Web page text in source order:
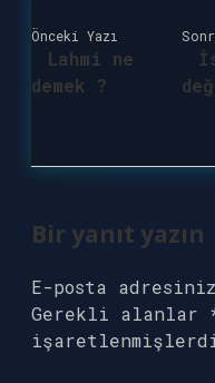
Önceki Yazı
Lahmi ne
demek ?
Bir yanıt yazın
E-posta adresiniz
Gerekli alanlar